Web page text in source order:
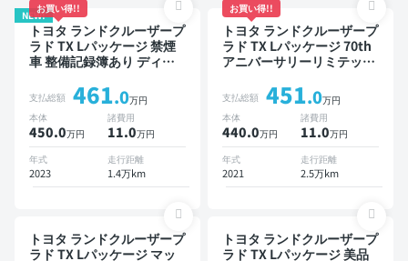
NEW!
お買い得!!
トヨタ ランドクルーザープ
ラド TX Lパッケージ 禁煙
車 整備記録簿あり ディス
ットあり 本革シート TV ブ
ラインドスポットモニター
オートクルーズ 3列シート
スマートキー ETC サンル
ーフ バックモニター ドラ
イブレコーダー 衝突軽減 7
人乗り
支払総額 461.0万円
本体
450.0万円
諸費用
11.0万円
年式
2023
走行距離
1.4万km
お買い得!!
トヨタ ランドクルーザープ
ラド TX Lパッケージ 70th
アニバーサリーリミテッド
ィスプレイオーディオ ※ナ
ビキットあり 本革シート
TV ブラインドスポットモ
ニター オートクルーズ ス
マートキー ETC サンルー
フ バックモニター 全方位
カメラ ドライブレコーダー
支払総額 451.0万円
本体
440.0万円
諸費用
11.0万円
年式
2021
走行距離
2.5万km
トヨタ ランドクルーザープ
ラド TX Lパッケージ マッ
トヨタ ランドクルーザープ
ラド TX Lパッケージ 美品